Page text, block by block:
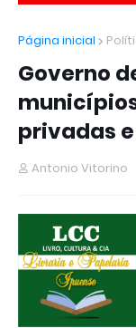
Página inicial
Governo
privadas
Antonio Vitorino